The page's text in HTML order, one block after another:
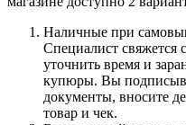
Наличные при
Специалист свяжется
уточнить время и
купюры. Вы
документы, вносите
товар и чек.